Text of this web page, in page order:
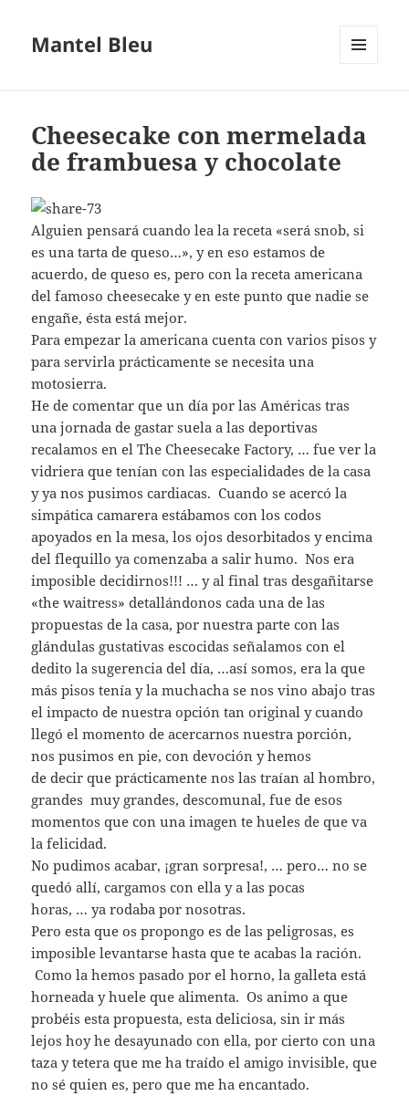
Mantel Bleu
Cheesecake con mermelada
de frambuesa y chocolate
Alguien pensará cuando lea la receta «será snob, si
es una tarta de queso…», y en eso estamos de
acuerdo, de queso es, pero con la receta americana
del famoso cheesecake y en este punto que nadie se
engañe, ésta está mejor.
Para empezar la americana cuenta con varios pisos y
para servirla prácticamente se necesita una
motosierra.
He de comentar que un día por las Américas tras
una jornada de gastar suela a las deportivas
recalamos en el The Cheesecake Factory, … fue ver la
vidriera que tenían con las especialidades de la casa
y ya nos pusimos cardiacas. Cuando se acercó la
simpática camarera estábamos con los codos
apoyados en la mesa, los ojos desorbitados y encima
del flequillo ya comenzaba a salir humo. Nos era
imposible decidirnos!!! … y al final tras desgañitarse
«the waitress» detallándonos cada una de las
propuestas de la casa, por nuestra parte con las
glándulas gustativas escocidas señalamos con el
dedito la sugerencia del día, …así somos, era la que
más pisos tenía y la muchacha se nos vino abajo tras
el impacto de nuestra opción tan original y cuando
llegó el momento de acercarnos nuestra porción,
nos pusimos en pie, con devoción y hemos
de decir que prácticamente nos las traían al hombro,
grandes muy grandes, descomunal, fue de esos
momentos que con una imagen te hueles de que va
la felicidad.
No pudimos acabar, ¡gran sorpresa!, … pero… no se
quedó allí, cargamos con ella y a las pocas
horas, … ya rodaba por nosotras.
Pero esta que os propongo es de las peligrosas, es
imposible levantarse hasta que te acabas la ración.
Como la hemos pasado por el horno, la galleta está
horneada y huele que alimenta. Os animo a que
probéis esta propuesta, esta deliciosa, sin ir más
lejos hoy he desayunado con ella, por cierto con una
taza y tetera que me ha traído el amigo invisible, que
no sé quien es, pero que me ha encantado.